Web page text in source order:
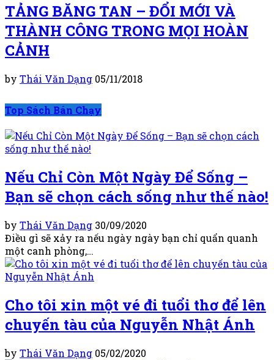
TẢNG BĂNG TAN – ĐỔI MỚI VÀ
THÀNH CÔNG TRONG MỌI HOÀN
CẢNH
by Thái Văn Dạng 05/11/2018
Top Sách Bán Chạy
Nếu Chỉ Còn Một Ngày Để Sống –
Bạn sẽ chọn cách sống như thế nào!
by Thái Văn Dạng 30/09/2020
Điều gì sẽ xảy ra nếu ngày ngày bạn chỉ quẩn quanh
một canh phòng,…
Cho tôi xin một vé đi tuổi thơ để lên
chuyến tàu của Nguyễn Nhật Ánh
by Thái Văn Dạng 05/02/2020